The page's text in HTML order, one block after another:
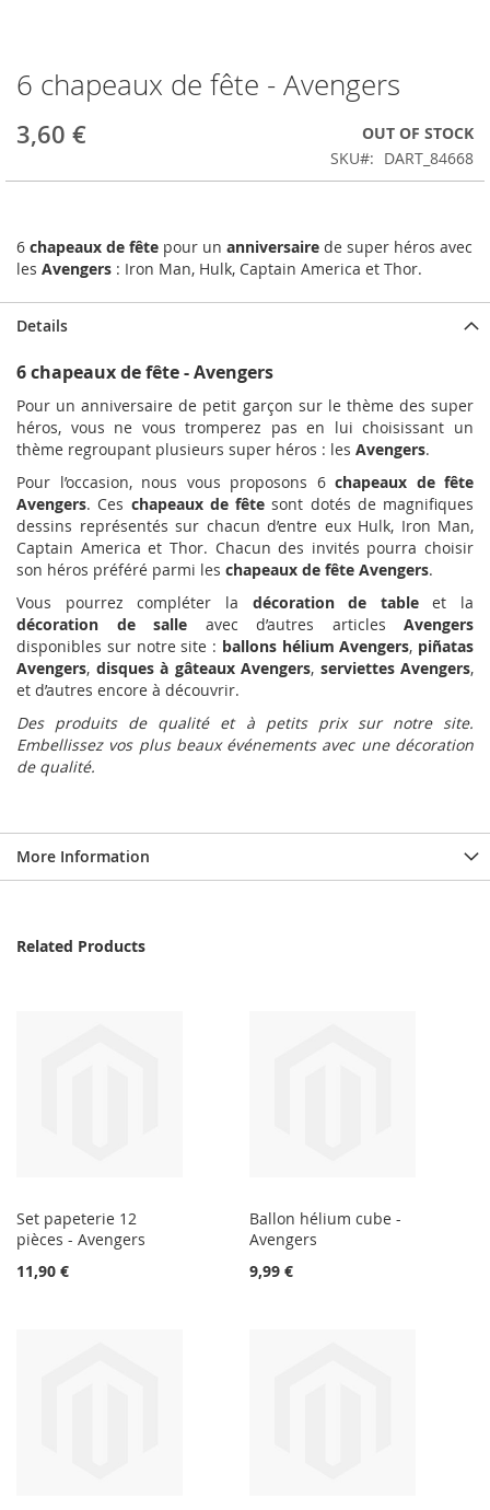
Skip
to
the
beginning
6 chapeaux de fête - Avengers
3,60 €
OUT OF STOCK
SKU
DART_84668
6 chapeaux de fête pour un anniversaire de super héros avec
les Avengers : Iron Man, Hulk, Captain America et Thor.
Details
6 chapeaux de fête - Avengers
Pour un anniversaire de petit garçon sur le thème des super
héros, vous ne vous tromperez pas en lui choisissant un
thème regroupant plusieurs super héros : les Avengers.
Pour l’occasion, nous vous proposons 6 chapeaux de fête
Avengers. Ces chapeaux de fête sont dotés de magnifiques
dessins représentés sur chacun d’entre eux Hulk, Iron Man,
Captain America et Thor. Chacun des invités pourra choisir
son héros préféré parmi les chapeaux de fête Avengers.
Vous pourrez compléter la décoration de tableet la
décoration de salle avec d’autres articles Avengers
disponibles sur notre site : ballons hélium Avengers, piñatas
Avengers, disques à gâteaux Avengers, serviettes Avengers,
et d’autres encore à découvrir.
Des produits de qualité et à petits prix sur notre site.
Embellissez vos plus beaux événements avec une décoration
de qualité.
More Information
Related Products
Set papeterie 12
pièces - Avengers
11,90 €
Ballon hélium cube -
Avengers
9,99 €